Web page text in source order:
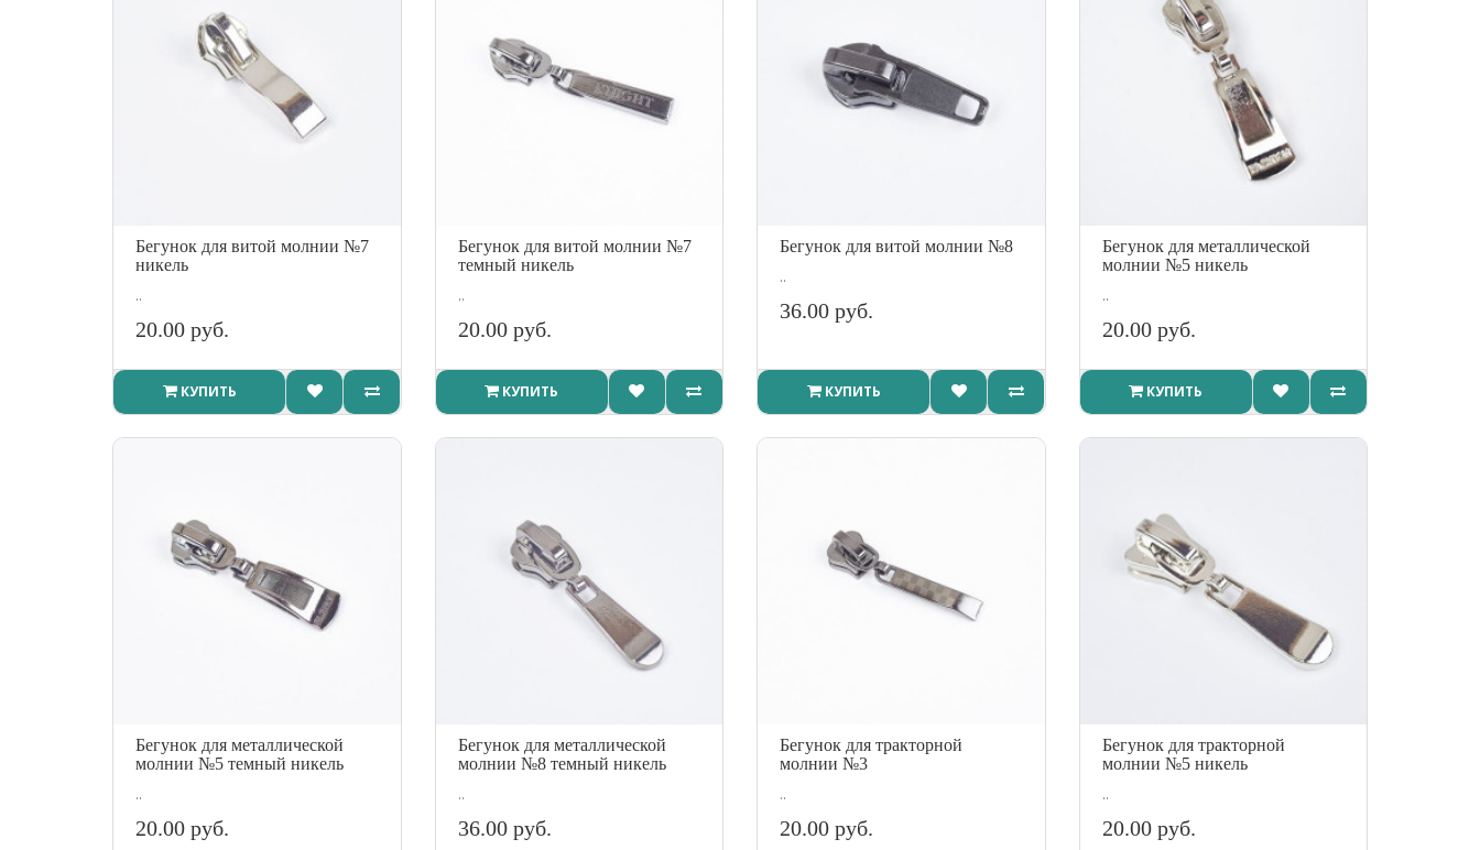
Бегунок для витой молнии №7
никель
..
20.00 руб.
КУПИТЬ
Бегунок для витой молнии №7
темный никель
..
20.00 руб.
КУПИТЬ
Бегунок для витой молнии №8
..
36.00 руб.
КУПИТЬ
Бегунок для металлической
молнии №5 никель
..
20.00 руб.
КУПИТЬ
Бегунок для металлической
молнии №5 темный никель
..
20.00 руб.
Бегунок для металлической
молнии №8 темный никель
..
36.00 руб.
Бегунок для тракторной
молнии №3
..
20.00 руб.
Бегунок для тракторной
молнии №5 никель
..
20.00 руб.